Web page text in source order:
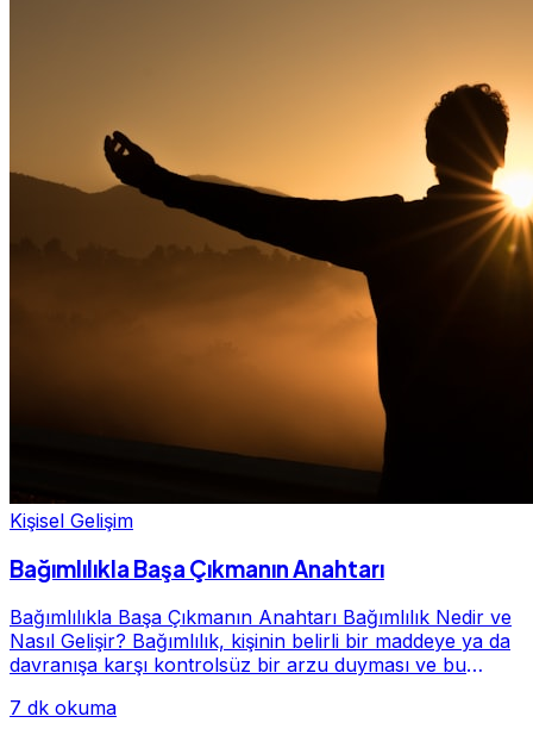
Kişisel Gelişim
Bağımlılıkla Başa Çıkmanın Anahtarı
Bağımlılıkla Başa Çıkmanın Anahtarı Bağımlılık Nedir ve
Nasıl Gelişir? Bağımlılık, kişinin belirli bir maddeye ya da
davranışa karşı kontrolsüz bir arzu duyması ve bu
7 dk okuma